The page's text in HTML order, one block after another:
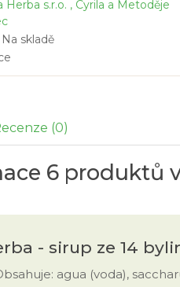
Herba s.r.o. , Cyrila a Metoděje
skladě
(0)
6 produktů
- sirup ze 14
agua (voda),